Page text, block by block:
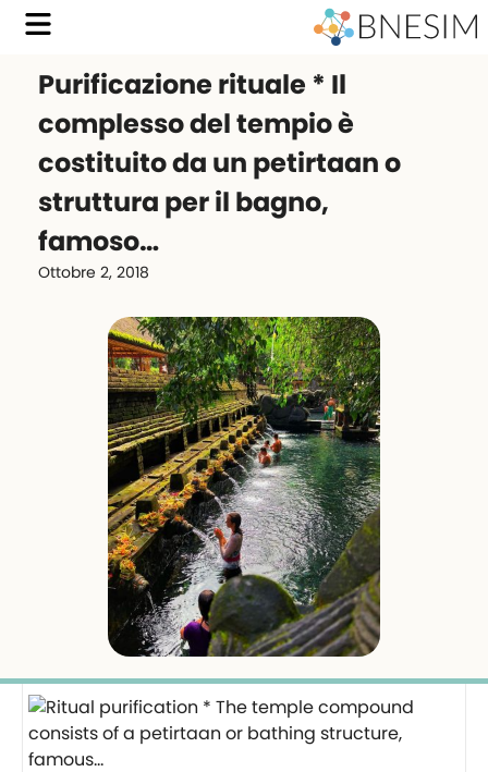
Purificazione rituale * Il
complesso del tempio è
costituito da un petirtaan o
struttura per il bagno,
famoso…
Ottobre 2, 2018